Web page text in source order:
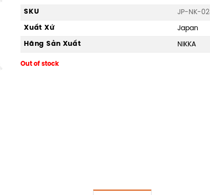
SKU
JP-NK-
Xuất Xứ
Japan
Hãng Sản Xuất
NIKKA
Out of stock